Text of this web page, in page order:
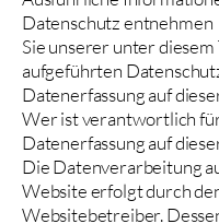
Datenschutz entnehmen
Sie unserer unter diesem
aufgeführten
Datenerfassung auf
Wer ist verantwortlich
Datenerfassung auf
Die Datenverarbeitung
Website erfolgt durch
Websitebetreiber.